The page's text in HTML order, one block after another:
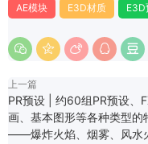
AE模块 E3D材质 E3D
上一篇
PR预设 | 约60组PR预设、
画、基本图形等各种类型的
——爆炸火焰、烟雾、风水